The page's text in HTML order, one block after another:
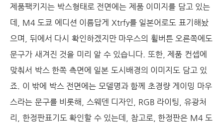
제품팩키지는 박스형태로 전면에는 제품 이미지를 담고 있는
데, M4 도쿄 에디션 이름답게 Xtrfy를 일본어로도 표기해놨
으며, 뒤에서 다시 확인하겠지만 마우스의 휠버튼 오른쪽에도
문구가 새겨진 것을 미리 알 수 있습니다. 또한, 제품 컨셉에
맞춰서 박스 한쪽 측면에 일본 도시배경의 이미지도 담고 있
죠. 이 밖에 박스 전면에는 모델명과 함께 초경량 게이밍 마우
스라는 문구를 비롯해, 스웨덴 디자인, RGB 라이팅, 유광처
리, 한정판표기도 확인할 수 있는데, 참고로, 한정판은 M4 도